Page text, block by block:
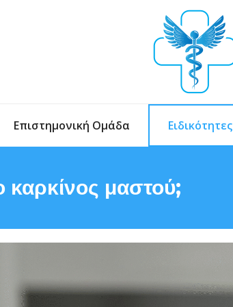
Επιστημονική Ομάδα Ειδικότητες
καρκίνος μαστού;